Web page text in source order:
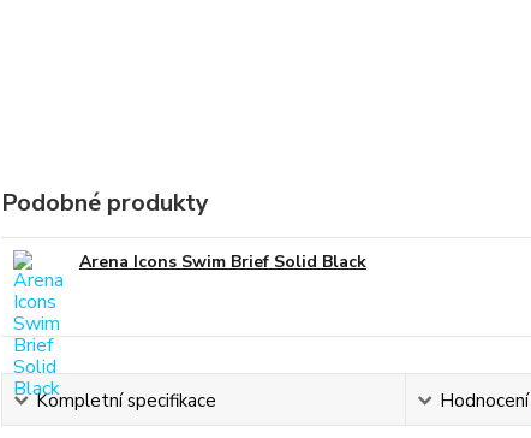
Podobné produkty
Arena Icons Swim Brief Solid Black
Kompletní specifikace Hodnocení